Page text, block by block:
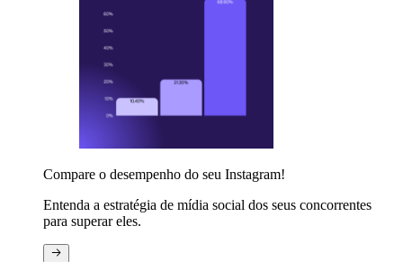
Compare o desempenho do seu Instagram!
Entenda a estratégia de mídia social dos seus concorrentes
para superar eles.